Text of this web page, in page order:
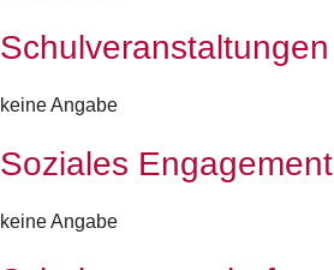
Schulveranstaltungen
keine Angabe
Soziales Engagement
keine Angabe